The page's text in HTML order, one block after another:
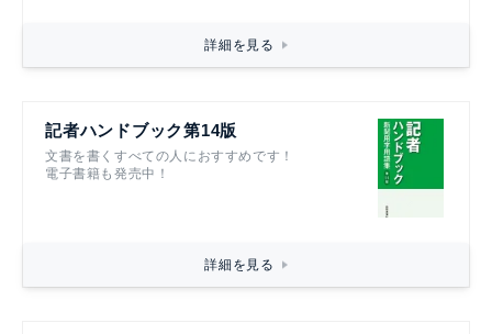
詳細を見る
記者ハンドブック第14版
文書を書くすべての人におすすめです！
電子書籍も発売中！
詳細を見る